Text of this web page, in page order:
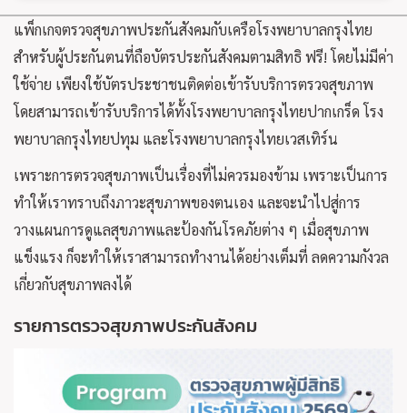
แพ็กเกจตรวจสุขภาพประกันสังคมกับเครือโรงพยาบาลกรุงไทย
สำหรับผู้ประกันตนที่ถือบัตรประกันสังคมตามสิทธิ ฟรี! โดยไม่มีค่า
ใช้จ่าย เพียงใช้บัตรประชาชนติดต่อเข้ารับบริการตรวจสุขภาพ
โดยสามารถเข้ารับบริการได้ทั้งโรงพยาบาลกรุงไทยปากเกร็ด โรง
พยาบาลกรุงไทยปทุม และโรงพยาบาลกรุงไทยเวสเทิร์น
เพราะการตรวจสุขภาพเป็นเรื่องที่ไม่ควรมองข้าม เพราะเป็นการ
ทำให้เราทราบถึงภาวะสุขภาพของตนเอง และจะนำไปสู่การ
วางแผนการดูแลสุขภาพและป้องกันโรคภัยต่าง ๆ เมื่อสุขภาพ
แข็งแรง ก็จะทำให้เราสามารถทำงานได้อย่างเต็มที่ ลดความกังวล
เกี่ยวกับสุขภาพลงได้
รายการตรวจสุขภาพประกันสังคม